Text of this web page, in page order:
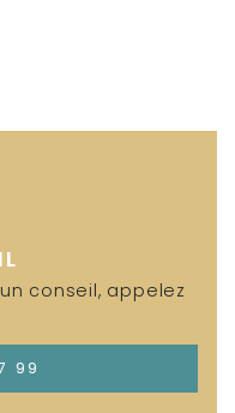
conseil, appelez
99